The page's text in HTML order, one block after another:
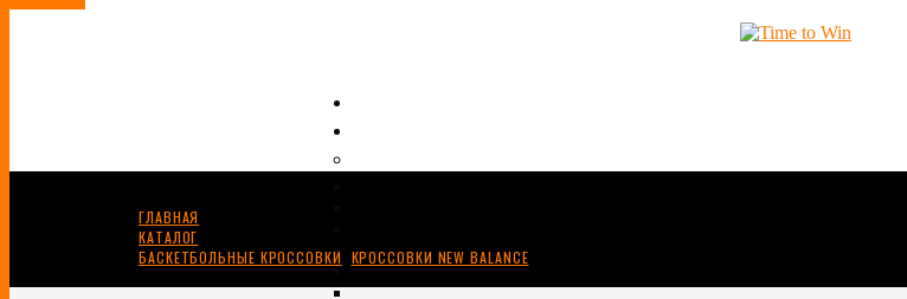
ГЛАВНАЯ
КАТАЛОГ
БАСКЕТБОЛЬНЫЕ КРОССОВКИ КРОССОВКИ NEW BALANCE